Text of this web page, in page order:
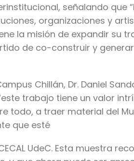
señalando que
organizaciones y
la misión de expandir su
de co-construir y
Chillán, Dr. Daniel
trabajo tiene un valor
todo, a traer material del
que esté
UdeC. Esta muestra